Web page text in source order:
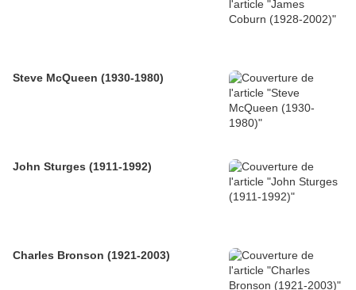
Steve McQueen (1930-1980)
John Sturges (1911-1992)
Charles Bronson (1921-2003)